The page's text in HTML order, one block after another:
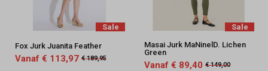
Sale
Fox Jurk Juanita Feather
Vanaf € 113,97 € 189,95
Sale
Masai Jurk MaNinelD. Lichen
Green
Vanaf € 89,40 € 149,00